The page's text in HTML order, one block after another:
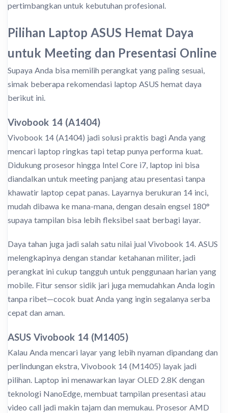
pertimbangkan untuk kebutuhan profesional.
Pilihan Laptop ASUS Hemat Daya
untuk Meeting dan Presentasi Online
Supaya Anda bisa memilih perangkat yang paling sesuai,
simak beberapa rekomendasi laptop ASUS hemat daya
berikut ini.
Vivobook 14 (A1404)
Vivobook 14 (A1404) jadi solusi praktis bagi Anda yang
mencari laptop ringkas tapi tetap punya performa kuat.
Didukung prosesor hingga Intel Core i7, laptop ini bisa
diandalkan untuk meeting panjang atau presentasi tanpa
khawatir laptop cepat panas. Layarnya berukuran 14 inci,
mudah dibawa ke mana-mana, dengan desain engsel 180°
supaya tampilan bisa lebih fleksibel saat berbagi layar.
Daya tahan juga jadi salah satu nilai jual Vivobook 14. ASUS
melengkapinya dengan standar ketahanan militer, jadi
perangkat ini cukup tangguh untuk penggunaan harian yang
mobile. Fitur sensor sidik jari juga memudahkan Anda login
tanpa ribet—cocok buat Anda yang ingin segalanya serba
cepat dan aman.
ASUS Vivobook 14 (M1405)
Kalau Anda mencari layar yang lebih nyaman dipandang dan
perlindungan ekstra, Vivobook 14 (M1405) layak jadi
pilihan. Laptop ini menawarkan layar OLED 2.8K dengan
teknologi NanoEdge, membuat tampilan presentasi atau
video call jadi makin tajam dan memukau. Prosesor AMD